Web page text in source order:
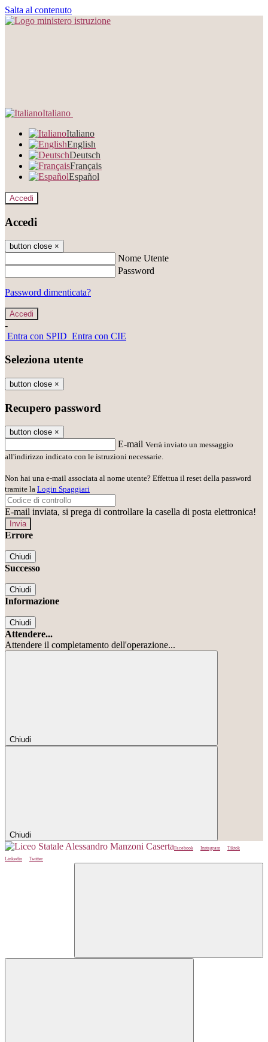
Salta al contenuto
Italiano
Italiano
English
Deutsch
Français
Español
Accedi
Accedi
button close ×
Nome Utente
Password
Password dimenticata?
-
Entra con SPID Entra con CIE
Seleziona utente
button close ×
Recupero password
button close ×
E-mail Verrà inviato un messaggio
all'indirizzo indicato con le istruzioni necessarie.
Non hai una e-mail associata al nome utente? Effettua il reset della password
tramite la Login Spaggiari
E-mail inviata, si prega di controllare la casella di posta elettronica!
Errore
Chiudi
Successo
Chiudi
Informazione
Chiudi
Attendere...
Attendere il completamento dell'operazione...
Chiudi
Chiudi
Facebook Instagram
Tiktok
Linkedin
Twitter